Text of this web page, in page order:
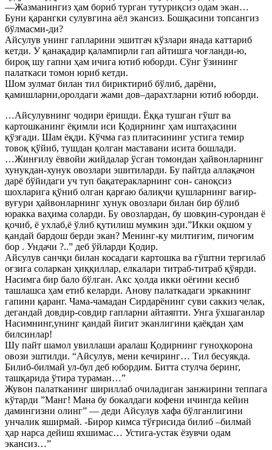
—Жазманингиз ҳам бориб турган тутуриқсиз одам экан…
Буни қарангки сулувгина аёл экансиз. Бошқасини топсангиз
бўлмасми-ди?
Айсулув унинг гапларини эшитгач кўзлари янада каттариб
кетди. У қанақадир қалампирли гап айтишга чоғланди-ю,
бироқ шу гапни ҳам ичига ютиб юборди. Сўнг ўзининг
палаткаси томон юриб кетди.
Шом зулмат билан тил бириктириб бўлиб, дарёни,
қамишларни,оролдаги жами дов–дарахтларни ютиб юборди.
…Айсулувнинг чодири ёришди. Ёққа тушган гўшт ва
картошканинг ёқимли иси Қодирнинг ҳам иштаҳасини
қўзғади. Шам ёқди. Кўчма газ плитасининг устига темир
товоқ қўйиб, тушдан қолган маставани исита бошлади.
…Жинғилу ёввойи жийдалар ўсган томондан ҳайвонларнинг
хунукдан-хунук овозлари эшитиларди. Бу пайтда аллақачон
дарё бўйидаги уч туп бақатеракларнинг сон- саноқсиз
шохларига қўниб олган қарғаю балиқчи қушларнинг вағир-
вуғури ҳайвонларнинг хунук овозлари билан бир бўлиб
юракка ваҳима соларди. Бу овозлардан, бу шовқин-сурондан ё
қочиб, ё ухлаб,ё ўлиб қутилиш мумкин эди.”Икки оқшом у
қандай бардош берди экан? Менинг-ку милтиғим, пичоғим
бор . Ундачи ?..” деб ўйларди Қодир.
Айсулув санчқи билан косадаги картошка ва гўштни тергилаб
оғзига соларкан ҳиққиллар, елкалари титраб-титраб қўярди.
Насимга бир бало бўлган. Акс ҳолда икки оёғини кесиб
ташлашса ҳам етиб келарди. Анову палаткадаги эркакнинг
гапини қаранг. Чама-чамадан Сирдарёнинг суви саккиз челак,
дегандай довдир-совдир гапларни айтаяпти. Унга ўхшаганлар
Насимнинг,унинг қандай йигит эканлигини қаёқдан ҳам
билсинлар!
Шу пайт шамол увиллаши аралаш Қодирнинг гуноҳкорона
овози эштилди. “Айсулув, мени кечиринг… Тил бесуякда.
Билиб-билмай ул-бул деб юбордим. Битта стулча беринг,
ташқарида ўтира тураман…”
Жувон палатканинг шириллаб очиладиган занжирини теппага
кўтарди ”Манг! Мана бу бокалдаги кофени ичингда кейин
дамингизни олинг” — деди Айсулув хафа бўлганлигини
унчалик яширмай. -Бирор кимса тўғрисида билиб –билмай
ҳар нарса дейиш яхшимас… Устига-устак ёзувчи одам
экансиз…”